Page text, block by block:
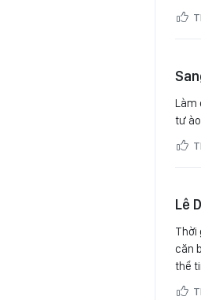
Làm
tư
Lê
Thời
căn
thể